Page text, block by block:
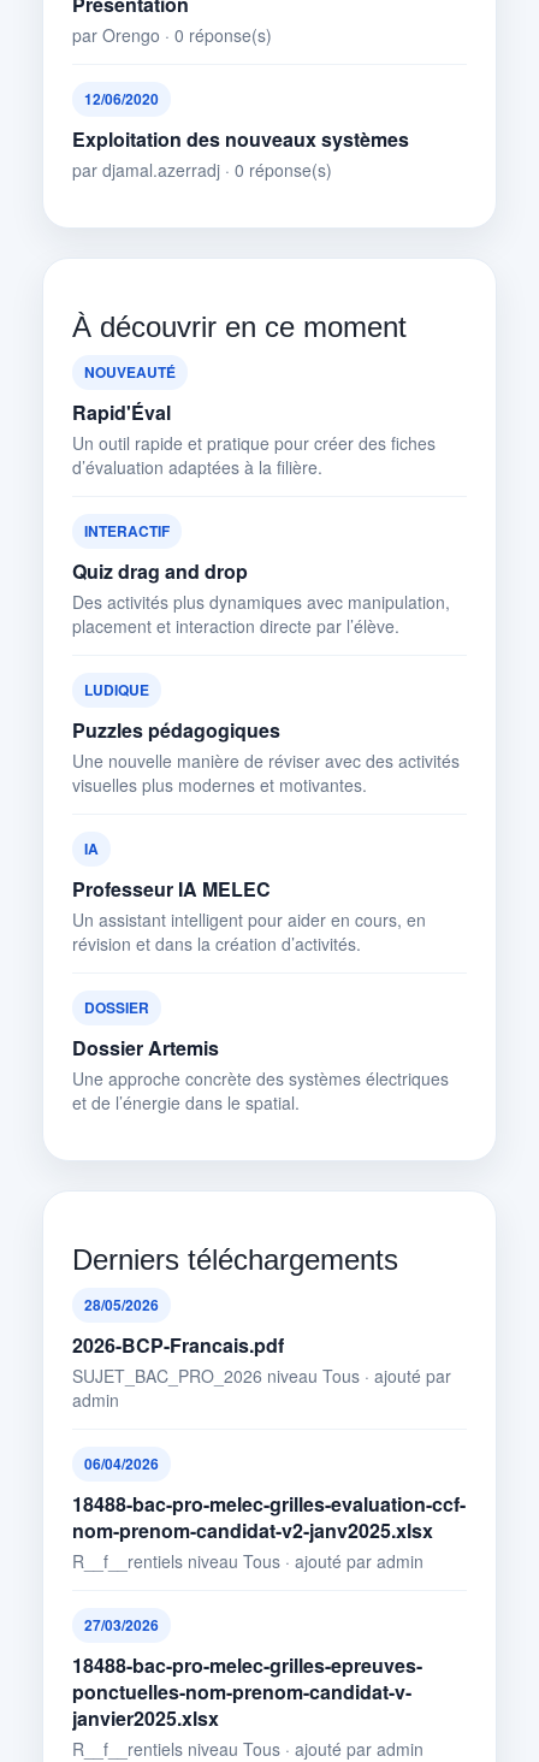
par Orengo · 0 réponse(s)
12/06/2020
Exploitation des nouveaux systèmes
par djamal.azerradj · 0 réponse(s)
À découvrir en ce moment
NOUVEAUTÉ
Rapid'Éval
Un outil rapide et pratique pour créer des fiches
d’évaluation adaptées à la filière.
INTERACTIF
Quiz drag and drop
Des activités plus dynamiques avec manipulation,
placement et interaction directe par l’élève.
LUDIQUE
Puzzles pédagogiques
Une nouvelle manière de réviser avec des activités
visuelles plus modernes et motivantes.
IA
Professeur IA MELEC
Un assistant intelligent pour aider en cours, en
révision et dans la création d’activités.
DOSSIER
Dossier Artemis
Une approche concrète des systèmes électriques
et de l’énergie dans le spatial.
Derniers téléchargements
28/05/2026
2026-BCP-Francais.pdf
SUJET_BAC_PRO_2026 niveau Tous · ajouté par
admin
06/04/2026
18488-bac-pro-melec-grilles-evaluation-ccf-
nom-prenom-candidat-v2-janv2025.xlsx
R__f__rentiels niveau Tous · ajouté par admin
27/03/2026
18488-bac-pro-melec-grilles-epreuves-
ponctuelles-nom-prenom-candidat-v-
janvier2025.xlsx
R__f__rentiels niveau Tous · ajouté par admin